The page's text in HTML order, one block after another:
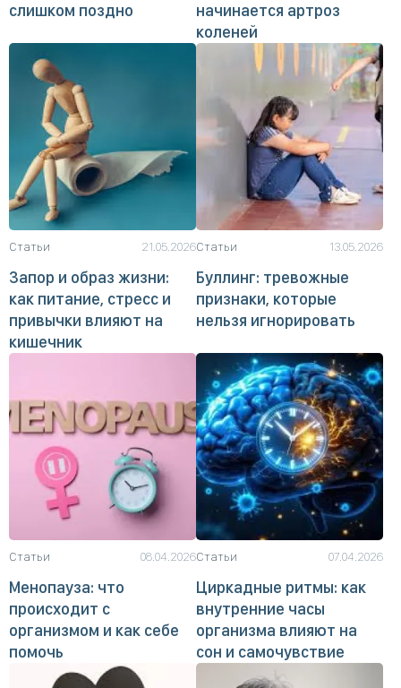
слишком поздно
начинается артроз
коленей
Статьи 21.05.2026
Запор и образ жизни:
как питание, стресс и
привычки влияют на
кишечник
Статьи 13.05.2026
Буллинг: тревожные
признаки, которые
нельзя игнорировать
Статьи 08.04.2026
Менопауза: что
происходит с
организмом и как себе
помочь
Статьи 07.04.2026
Циркадные ритмы: как
внутренние часы
организма влияют на
сон и самочувствие